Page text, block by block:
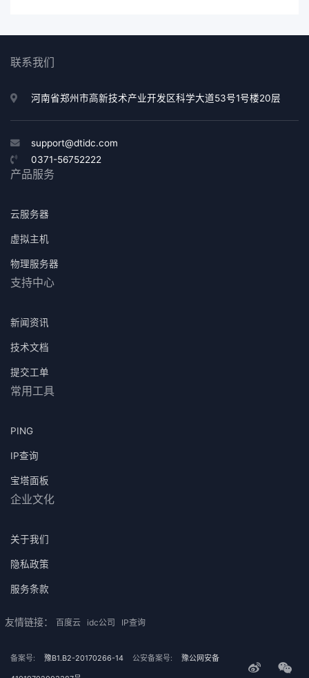
联系我们
河南省郑州市高新技术产业开发区科学大道53号1号楼20层
support@dtidc.com
0371-56752222
产品服务
云服务器
虚拟主机
物理服务器
支持中心
新闻资讯
技术文档
提交工单
常用工具
PING
IP查询
宝塔面板
企业文化
关于我们
隐私政策
服务条款
友情链接： 百度云 idc公司 IP查询
备案号: 豫B1.B2-20170266-14 公安备案号: 豫公网安备